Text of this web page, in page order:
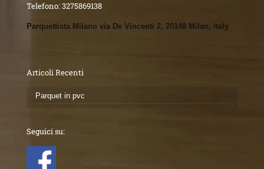
Telefono:3275869138
Parquettista Milano via De Vincenti 2, 20148 Milan, Italy
Articoli Recenti
Parquet in pvc
Seguici su: